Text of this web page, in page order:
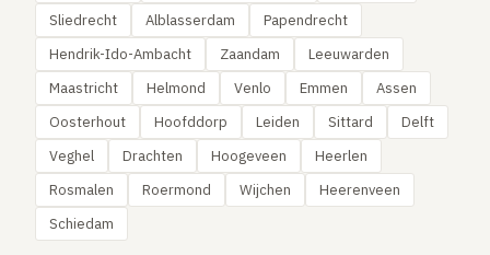
Sliedrecht
Alblasserdam
Papendrecht
Hendrik-Ido-Ambacht
Zaandam
Leeuwarden
Maastricht
Helmond Venlo Emmen
Assen
Oosterhout
Hoofddorp Leiden Sittard
Delft
Veghel
Drachten Hoogeveen
Heerlen
Rosmalen
Roermond Wijchen
Heerenveen
Schiedam